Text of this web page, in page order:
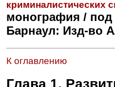
криминалистических
монография /
Барнаул: Изд-во
К оглавлению
Глава 1.